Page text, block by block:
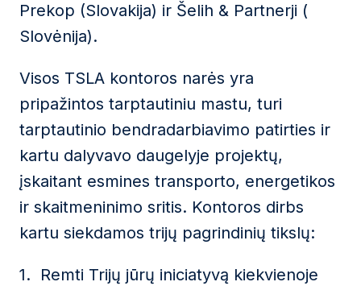
Prekop (Slovakija) ir Šelih & Partnerji (
Slovėnija).
Visos TSLA kontoros narės yra
pripažintos tarptautiniu mastu, turi
tarptautinio bendradarbiavimo patirties ir
kartu dalyvavo daugelyje projektų,
įskaitant esmines transporto, energetikos
ir skaitmeninimo sritis. Kontoros dirbs
kartu siekdamos trijų pagrindinių tikslų:
Remti Trijų jūrų iniciatyvą kiekvienoje